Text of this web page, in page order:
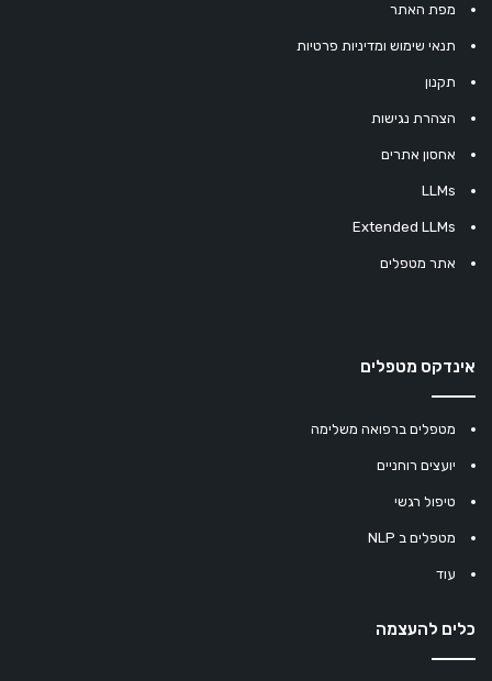
מפת האתר
תנאי שימוש ומדיניות פרטיות
תקנון
הצהרת נגישות
אחסון אתרים
LLMs
Extended LLMs
אתר מטפלים
אינדקס מטפלים
מטפלים ברפואה משלימה
יועצים רוחניים
טיפול רגשי
מטפלים ב NLP
עוד
כלים להעצמה